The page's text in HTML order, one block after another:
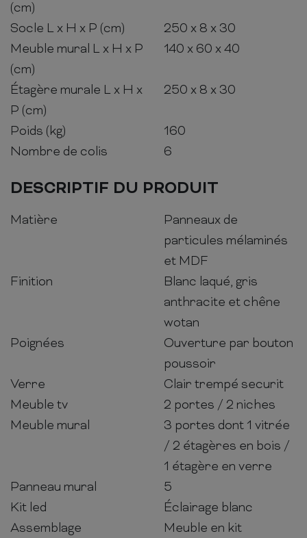
(cm)
Socle L x H x P (cm)
250 x 8 x 30
Meuble mural L x H x P
(cm)
140 x 60 x 40
Étagère murale L x H x
P (cm)
250 x 8 x 30
Poids (kg)
160
Nombre de colis
6
DESCRIPTIF DU PRODUIT
Matière
Panneaux de
particules mélaminés
et MDF
Finition
Blanc laqué, gris
anthracite et chêne
wotan
Poignées
Ouverture par bouton
poussoir
Verre
Clair trempé securit
Meuble tv
2 portes / 2 niches
Meuble mural
3 portes dont 1 vitrée
/ 2 étagères en bois /
1 étagère en verre
Panneau mural
5
Kit led
Éclairage blanc
Assemblage
Meuble en kit